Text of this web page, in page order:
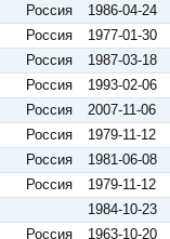
Россия
1986-04-24
Россия
1977-01-30
Россия
1987-03-18
Россия
1993-02-06
Россия
2007-11-06
Россия
1979-11-12
Россия
1981-06-08
Россия
1979-11-12
1984-10-23
Россия
1963-10-20